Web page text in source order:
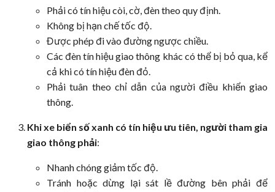
Phải có tín hiệu còi, cờ, đèn theo quy định.
Không bị hạn chế tốc độ.
Được phép đi vào đường ngược chiều.
Các đèn tín hiệu giao thông khác có thể bị bỏ qua, kể
cả khi có tín hiệu đèn đỏ.
Phải tuân theo chỉ dẫn của người điều khiển giao
thông.
Khi xe biển số xanh có tín hiệu ưu tiên, người tham gia
giao thông phải:
Nhanh chóng giảm tốc độ.
Tránh hoặc dừng lại sát lề đường bên phải để